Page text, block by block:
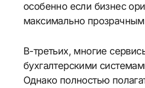
особенно если бизнес
максимально
В-третьих, многие
бухгалтерскими
Однако полностью